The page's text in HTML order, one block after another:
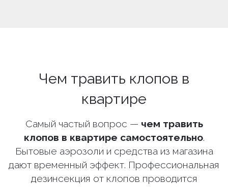
Чем травить клопов в
квартире
Самый частый вопрос — чем травить
клопов в квартире самостоятельно.
Бытовые аэрозоли и средства из магазина
дают временный эффект. Профессиональная
дезинсекция от клопов проводится